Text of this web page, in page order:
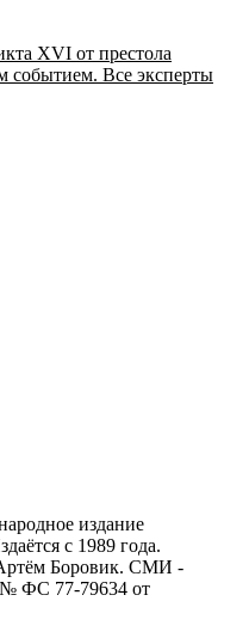
XVI от престола
событием. Все эксперты
издание
с 1989 года.
Боровик. CМИ -
№ ФС 77-79634 от